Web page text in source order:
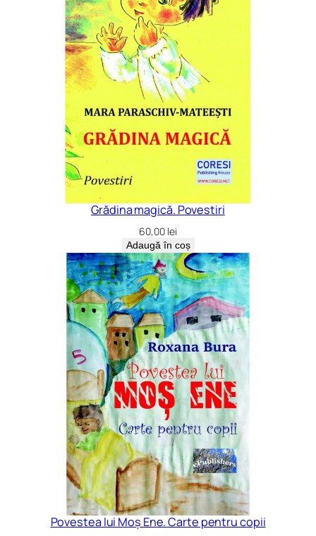
Grădina magică. Povestiri
60,00 lei
Adaugă în coș
Povestea lui Moș Ene. Carte pentru copii